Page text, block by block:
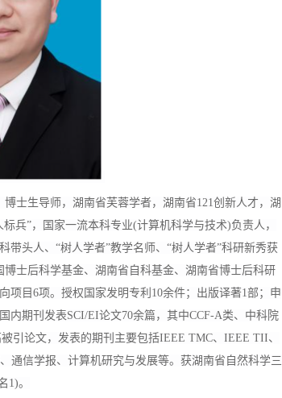
士生导师，湖南省芙蓉学者，湖南省121创新人才，湖
兵”，国家一流本科专业(计算机科学与技术)负责人，
带头人、“树人学者”教学名师、“树人学者”科研新秀获
士后科学基金、湖南省自科基金、湖南省博士后科研
项目6项。授权国家发明专利10余件；出版译著1部；申
内期刊发表SCI/EI论文70余篇，其中CCF-A类、中科院
引论文，发表的期刊主要包括IEEE TMC、IEEE TII、
通信学报、计算机研究与发展等。获湖南省自然科学三
1)。